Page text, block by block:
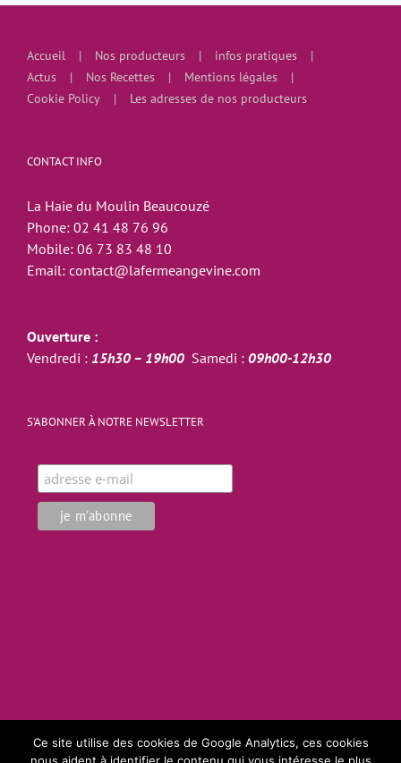
Accueil Nos producteurs
infos pratiques
Actus
Nos Recettes
Mentions légales
Cookie Policy
Les adresses de nos producteurs
CONTACT INFO
La Haie du Moulin Beaucouzé
Phone: 02 41 48 76 96
Mobile: 06 73 83 48 10
Email: contact@lafermeangevine.com
Ouverture :
Vendredi : 15h30 – 19h00 Samedi : 09h00-12h30
S’ABONNER À NOTRE NEWSLETTER
Ce site utilise des cookies de Google Analytics, ces cookies